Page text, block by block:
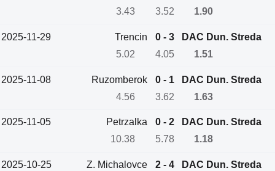
3.43
3.52 1.90
2025-11-29 Trencin 0 - 3
DAC Dun. Streda
5.02
4.05 1.51
2025-11-08 Ruzomberok 0 - 1
DAC Dun. Streda
4.56
3.62 1.63
2025-11-05 Petrzalka 0 - 2
DAC Dun. Streda
10.38
5.78 1.18
2025-10-25 Z. Michalovce 2 - 4
DAC Dun. Streda